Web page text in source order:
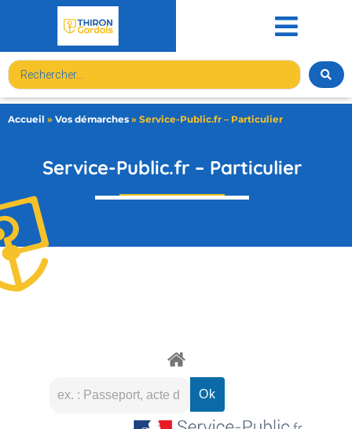
Accueil » Vos démarches » Service-Public.fr – Particulier
Service-Public.fr – Particulier